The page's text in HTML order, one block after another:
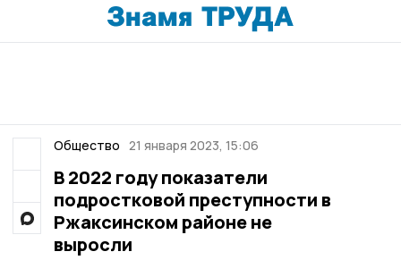
Общество 21 января 2023, 15:06
В 2022 году показатели
подростковой преступности в
Ржаксинском районе не
выросли